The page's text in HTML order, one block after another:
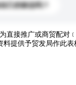
己的标志吗？
直接推广或商贸配对
提供予贸发局作此表